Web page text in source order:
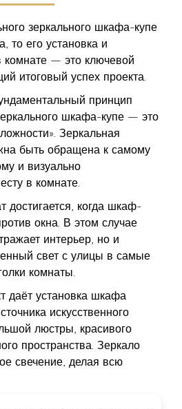
зеркального шкафа-купе
то его установка и
комнате — это ключевой
итоговый успех проекта.
принцип
шкафа-купе — это
Зеркальная
быть обращена к самому
и визуально
в комнате.
достигается, когда шкаф-
окна. В этом случае
интерьер, но и
свет с улицы в самые
комнаты.
даёт установка шкафа
искусственного
люстры, красивого
пространства. Зеркало
свечение, делая всю